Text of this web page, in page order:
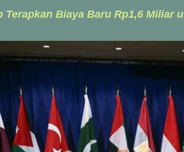
Terapkan Biaya Baru Rp1,6 Miliar